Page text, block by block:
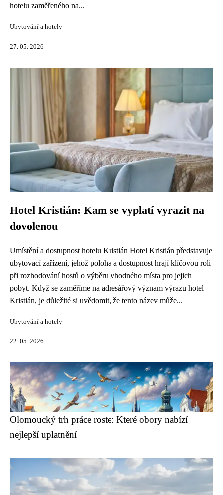
hotelu zaměřeného na...
Ubytování a hotely
27. 05. 2026
Hotel Kristián: Kam se vyplatí vyrazit na
dovolenou
Umístění a dostupnost hotelu Kristián Hotel Kristián představuje
ubytovací zařízení, jehož poloha a dostupnost hrají klíčovou roli
při rozhodování hostů o výběru vhodného místa pro jejich
pobyt. Když se zaměříme na adresářový význam výrazu hotel
Kristián, je důležité si uvědomit, že tento název může...
Ubytování a hotely
22. 05. 2026
Olomoucký trh práce roste: Které obory nabízí
nejlepší uplatnění